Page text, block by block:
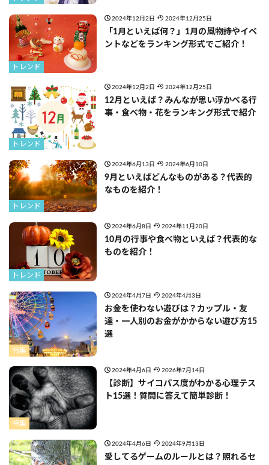
トレンド
2024年12月2日 2024年12月25日
「1月といえば何？」1月の風物詩やイベ
ントなどをランキング形式でご紹介！
トレンド
2024年12月2日 2024年12月25日
12月といえば？みんなが思い浮かべる行
事・食べ物・花をランキング形式で紹介
トレンド
2024年6月13日 2024年6月10日
9月といえばどんなものがある？代表的
なものを紹介！
トレンド
2024年6月8日 2024年11月20日
10月の行事や食べ物といえば？代表的な
ものを紹介！
特集
2024年4月7日 2024年4月3日
お金を使わない遊びは？カップル・友
達・一人別のお金がかからない遊び方15
選
特集
2024年4月6日 2026年7月14日
【診断】サイコパス度がわかる心理テス
ト15選！質問に答えて簡単診断！
2024年4月6日 2024年9月13日
愛してるゲームのルールとは？照れるセ